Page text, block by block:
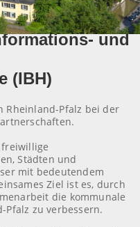
und
(IBH)
Rheinland-Pfalz bei der
Städten und
mit bedeutendem
Ziel ist es, durch
die kommunale
Pfalz zu verbessern.